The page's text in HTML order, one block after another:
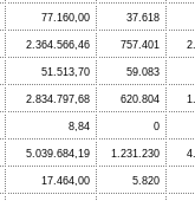
77.160,00 37.618
2.364.566,46 757.401
51.513,70 59.083
2.834.797,68 620.804
8,84 0
5.039.684,19 1.231.230
17.464,00 5.820